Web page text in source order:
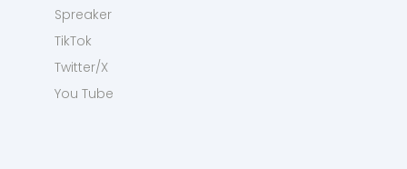
Spreaker
TikTok
Twitter/X
You Tube